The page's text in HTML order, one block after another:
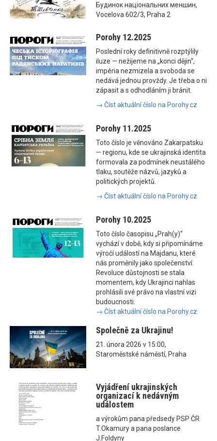
Будинок національних меншин,
Vocelova 602/3, Praha 2
Porohy 12.2025
Poslední roky definitivně rozptýlily
iluze — nežijeme na „konci dějin“,
impéria nezmizela a svoboda se
nedává jednou provždy. Je třeba o ni
zápasit a s odhodláním ji bránit.
→ Číst aktuální číslo na Porohy.cz
Porohy 11.2025
Toto číslo je věnováno Zakarpatsku
— regionu, kde se ukrajinská identita
formovala za podmínek neustálého
tlaku, soutěže názvů, jazyků a
politických projektů.
→ Číst aktuální číslo na Porohy.cz
Porohy 10.2025
Toto číslo časopisu „Prah(y)“
vychází v době, kdy si připomínáme
výročí událostí na Majdanu, které
nás proměnily jako společenství.
Revoluce důstojnosti se stala
momentem, kdy Ukrajinci nahlas
prohlásili své právo na vlastní vizi
budoucnosti.
→ Číst aktuální číslo na Porohy.cz
Společně za Ukrajinu!
21. února 2026 v 15:00,
Staroměstské náměstí, Praha
Vyjádření ukrajinských
organizací k nedávným
událostem
a výrokům pana předsedy PSP ČR
T.Okamury a pana poslance
J.Foldyny